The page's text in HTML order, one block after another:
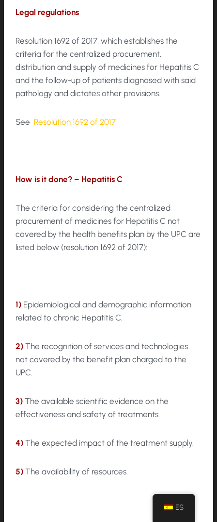
Legal regulations
Resolution 1692 of 2017, which establishes the
criteria for the centralized procurement,
distribution and supply of medicines for Hepatitis C
and the follow-up of patients diagnosed with said
pathology and dictates other provisions.
See Resolution 1692 of 2017
How is it done? – Hepatitis C
The criteria for considering the centralized
procurement of medicines for Hepatitis C not
covered by the health benefits plan by the UPC are
listed below (resolution 1692 of 2017):
1) Epidemiological and demographic information
related to chronic Hepatitis C.
2) The recognition of services and technologies
not covered by the benefit plan charged to the
UPC.
3) The available scientific evidence on the
effectiveness and safety of treatments.
4) The expected impact of the treatment supply.
5) The availability of resources.
ES